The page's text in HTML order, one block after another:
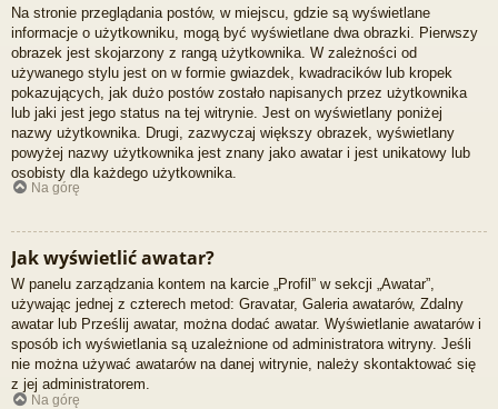
Na stronie przeglądania postów, w miejscu, gdzie są wyświetlane
informacje o użytkowniku, mogą być wyświetlane dwa obrazki. Pierwszy
obrazek jest skojarzony z rangą użytkownika. W zależności od
używanego stylu jest on w formie gwiazdek, kwadracików lub kropek
pokazujących, jak dużo postów zostało napisanych przez użytkownika
lub jaki jest jego status na tej witrynie. Jest on wyświetlany poniżej
nazwy użytkownika. Drugi, zazwyczaj większy obrazek, wyświetlany
powyżej nazwy użytkownika jest znany jako awatar i jest unikatowy lub
osobisty dla każdego użytkownika.
Na górę
Jak wyświetlić awatar?
W panelu zarządzania kontem na karcie „Profil” w sekcji „Awatar”,
używając jednej z czterech metod: Gravatar, Galeria awatarów, Zdalny
awatar lub Prześlij awatar, można dodać awatar. Wyświetlanie awatarów i
sposób ich wyświetlania są uzależnione od administratora witryny. Jeśli
nie można używać awatarów na danej witrynie, należy skontaktować się
z jej administratorem.
Na górę